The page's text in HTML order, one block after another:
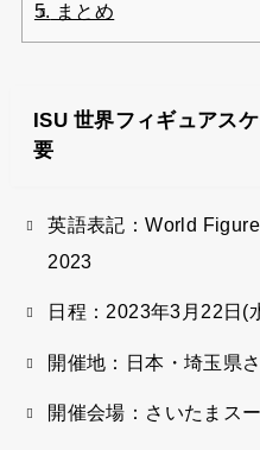
5. まとめ
ISU 世界フィギュアス
要
英語表記：World
2023
日程：2023年3月22日(
開催地：日本・埼玉県
開催会場：さいたまス